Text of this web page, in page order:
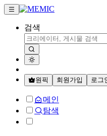
검색
원픽 회원가입 로그
메인
탐색